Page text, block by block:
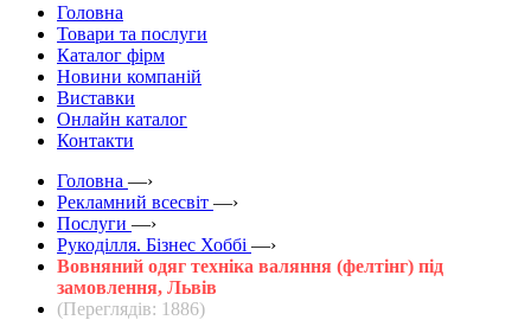
Головна
Товари та послуги
Каталог фірм
Новини компаній
Виставки
Онлайн каталог
Контакти
Головна —›
Рекламний всесвіт —›
Послуги —›
Рукоділля. Бізнес Хоббі —›
Вовняний одяг техніка валяння (фелтінг) під
замовлення, Львів
(Переглядів: 1886)